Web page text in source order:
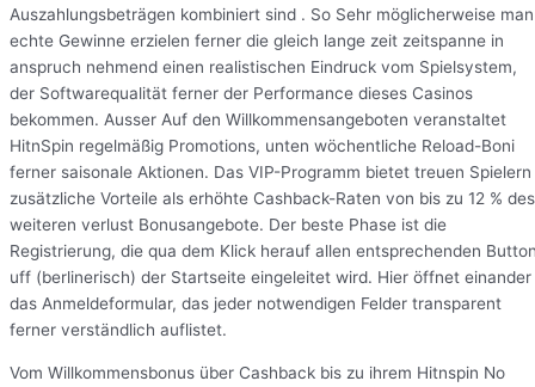
Auszahlungsbeträgen kombiniert sind . So Sehr möglicherweise man
echte Gewinne erzielen ferner die gleich lange zeit zeitspanne in
anspruch nehmend einen realistischen Eindruck vom Spielsystem,
der Softwarequalität ferner der Performance dieses Casinos
bekommen. Ausser Auf den Willkommensangeboten veranstaltet
HitnSpin regelmäßig Promotions, unten wöchentliche Reload-Boni
ferner saisonale Aktionen. Das VIP-Programm bietet treuen Spielern
zusätzliche Vorteile als erhöhte Cashback-Raten von bis zu 12 % des
weiteren verlust Bonusangebote. Der beste Phase ist die
Registrierung, die qua dem Klick herauf allen entsprechenden
uff (berlinerisch) der Startseite eingeleitet wird. Hier öffnet einander
das Anmeldeformular, das jeder notwendigen Felder transparent
ferner verständlich auflistet.
Vom Willkommensbonus über Cashback bis zu ihrem Hitnspin No